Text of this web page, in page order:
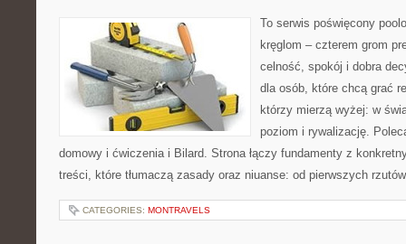
To serwis poświęcony
kręglom – czterem grom
celność, spokój i dobra
dla osób, które chcą grać
którzy mierzą wyżej: w
poziom i rywalizację.
domowy i ćwiczenia i Bilard. Strona łączy fundamenty z
treści, które tłumaczą zasady oraz niuanse: od pierwszych
CATEGORIES: MONTRAVELS